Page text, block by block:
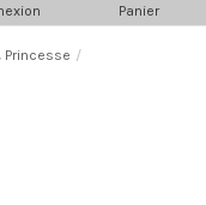
Panier